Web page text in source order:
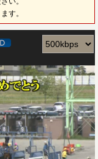
す。